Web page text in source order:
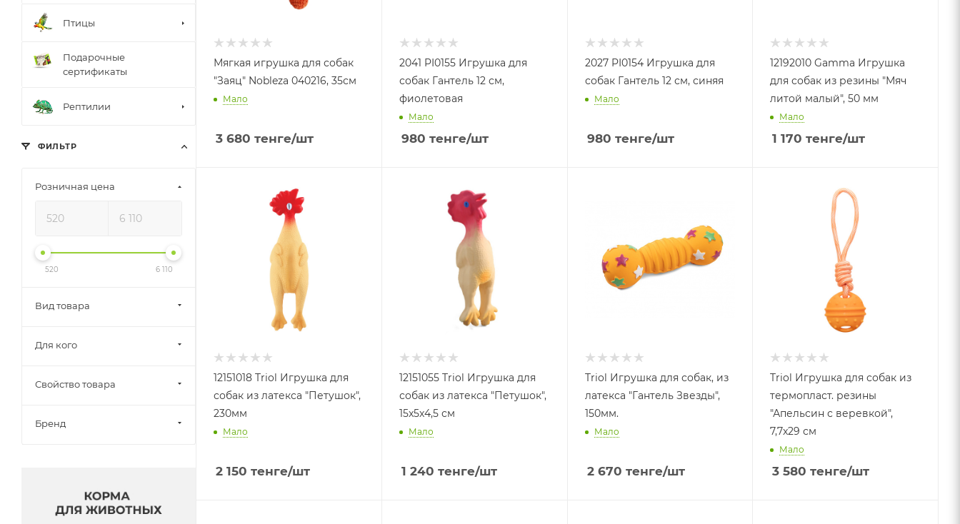
Мягкая игрушка для собак
"Заяц" Nobleza 040216, 35см
Мало
3 680 тенге/шт
2041 PI0155 Игрушка для
собак Гантель 12 см,
фиолетовая
Мало
980 тенге/шт
2027 PI0154 Игрушка для
собак Гантель 12 см, синяя
Мало
980 тенге/шт
12192010 Gamma Игрушка
для собак из резины "Мяч
литой малый", 50 мм
Мало
1 170 тенге/шт
12151018 Triol Игрушка для
собак из латекса "Петушок",
230мм
Мало
2 150 тенге/шт
12151055 Triol Игрушка для
собак из латекса "Петушок",
15x5x4,5 см
Мало
1 240 тенге/шт
Triol Игрушка для собак, из
латекса "Гантель Звезды",
150мм.
Мало
2 670 тенге/шт
Triol Игрушка для собак из
термопласт. резины
"Апельсин с веревкой",
7,7x29 см
Мало
3 580 тенге/шт
Птицы
Подарочные
сертификаты
Рептилии
ФИЛЬТР
Розничная цена
520 6 110
Вид товара
Для кого
Свойство товара
Бренд